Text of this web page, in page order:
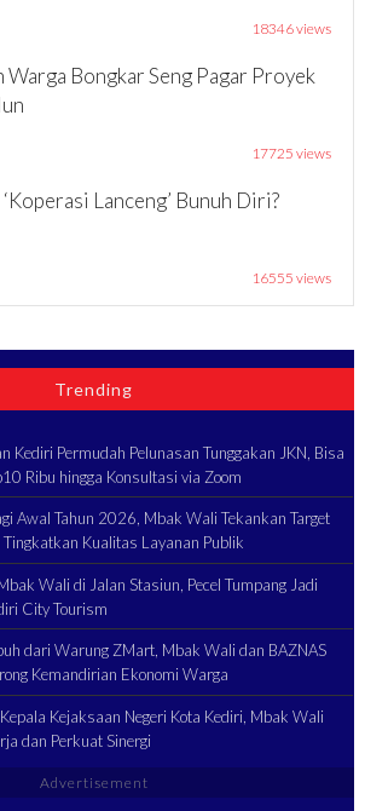
18346 views
Warga Bongkar Seng Pagar Proyek
17725 views
Lanceng’ Bunuh Diri?
16555 views
Trending
Kediri Permudah Pelunasan Tunggakan JKN, Bisa
Ribu hingga Konsultasi via Zoom
Awal Tahun 2026, Mbak Wali Tekankan Target
Tingkatkan Kualitas Layanan Publik
Wali di Jalan Stasiun, Pecel Tumpang Jadi
City Tourism
dari Warung ZMart, Mbak Wali dan BAZNAS
Kemandirian Ekonomi Warga
Kejaksaan Negeri Kota Kediri, Mbak Wali
dan Perkuat Sinergi
Advertisement